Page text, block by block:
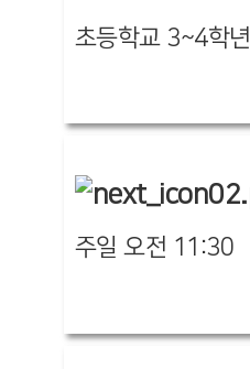
초등학교 3~4학년
주일 오전 11:30